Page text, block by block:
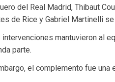
del Real Madrid, Thibaut
de Rice y Gabriel Martinelli
intervenciones mantuvieron al
parte.
el complemento fue